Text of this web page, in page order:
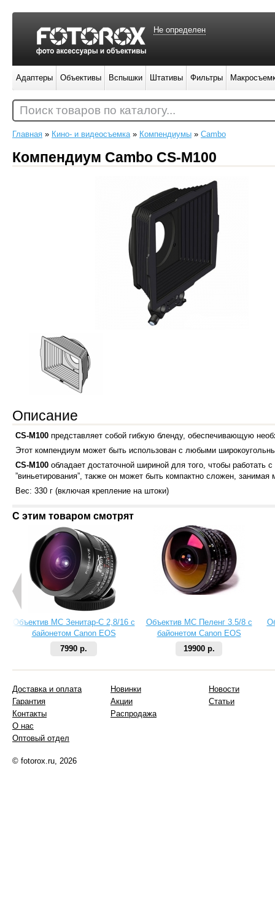
Главная » Кино- и видеосъемка» Компендиумы » Cambo
Компендиум Cambo CS-M100
Описание
CS-M100 представляет собой гибкую бленду, обеспечивающую
Этот компендиум может быть использован с любыми
CS-M100 обладает достаточной шириной для того, чтобы
”виньетирования”, также он может быть компактно сложен,
Вес: 330 г (включая крепление на штоки)
С этим товаром смотрят
Объектив МС Зенитар-C 2,8/16 с
байонетом Canon EOS
7990 р.
Объектив МС Пеленг 3.5/8 с
байонетом Canon EOS
19900 р.
Не определен
Адаптеры Объективы Вспышки Штативы Фильтры
Поиск товаров по каталогу...
Доставка и оплата
Гарантия
Контакты
О нас
Оптовый отдел
Новинки
Акции
Распродажа
Новости
Статьи
© fotorox.ru, 2026